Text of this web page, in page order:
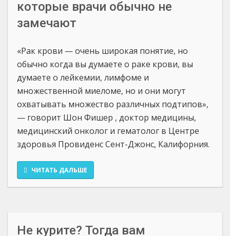
которые врачи обычно не
замечают
«Рак крови — очень широкая понятие, но
обычно когда вы думаете о раке крови, вы
думаете о лейкемии, лимфоме и
множественной миеломе, но и они могут
охватывать множество различных подтипов»,
— говорит Шон Фишер , доктор медицины,
медицинский онколог и гематолог в Центре
здоровья Провиденс Сент-Джонс, Калифорния.
ЧИТАТЬ ДАЛЬШЕ
Не курите? Тогда вам